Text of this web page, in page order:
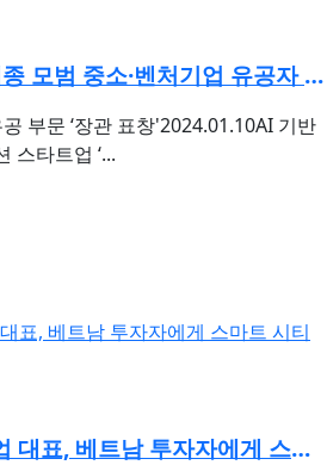
‘애드’ 2023년 대전세종 모범 중소·벤처기업 유공자 시상식 수상
부문 ‘장관 표창'2024.01.10AI 기반
스타트업 ‘...
10명의 한국 스타트업 대표, 베트남 투자자에게 스마트 시티 솔루션을 선…